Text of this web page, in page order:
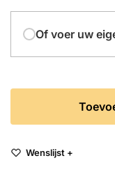
Of voer uw
Wenslijst +